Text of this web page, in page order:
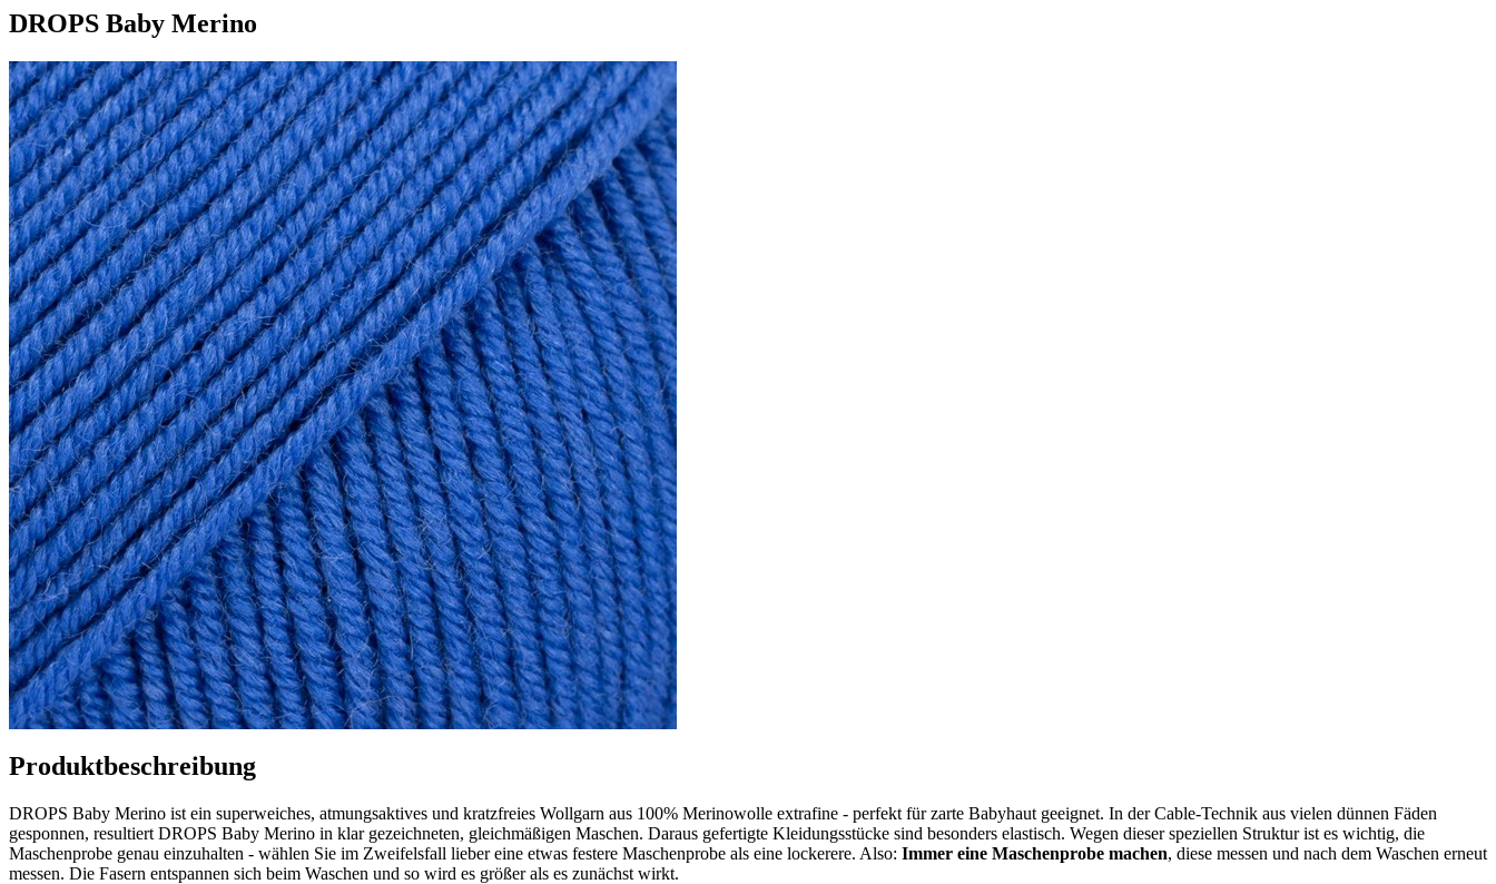
DROPS Baby Merino
Produktbeschreibung
DROPS Baby Merino ist ein superweiches, atmungsaktives und kratzfreies Wollgarn aus 100% Merinowolle extrafine - perfekt für zarte Babyhaut geeignet. In der Cable-Technik aus vielen dünnen Fäden
gesponnen, resultiert DROPS Baby Merino in klar gezeichneten, gleichmäßigen Maschen. Daraus gefertigte Kleidungsstücke sind besonders elastisch. Wegen dieser speziellen Struktur ist es wichtig, die
Maschenprobe genau einzuhalten - wählen Sie im Zweifelsfall lieber eine etwas festere Maschenprobe als eine lockerere. Also: Immer eine Maschenprobe machen, diese messen und nach dem Waschen erneut
messen. Die Fasern entspannen sich beim Waschen und so wird es größer als es zunächst wirkt.